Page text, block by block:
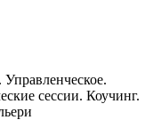
сессии. Коучинг.